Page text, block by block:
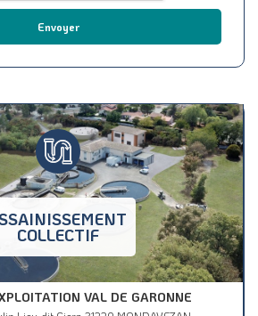
Envoyer
COLLECTIF
VAL DE GARONNE